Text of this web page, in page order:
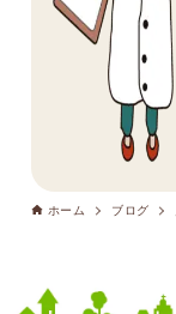
ホーム ブログ